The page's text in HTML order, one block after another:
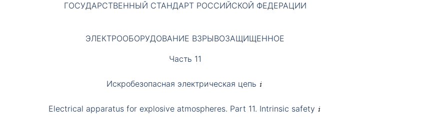
ГОСУДАРСТВЕННЫЙ СТАНДАРТ РОССИЙСКОЙ ФЕДЕРАЦИИ
ЭЛЕКТРООБОРУДОВАНИЕ ВЗРЫВОЗАЩИЩЕННОЕ
Часть 11
Искробезопасная электрическая цепь
Electrical apparatus for explosive atmospheres. Part 11. Intrinsic safety